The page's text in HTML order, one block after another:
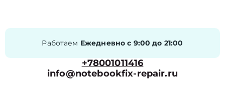
Работаем Ежедневно с 9:00 до 21:00
+78001011416
info@notebookfix-repair.ru